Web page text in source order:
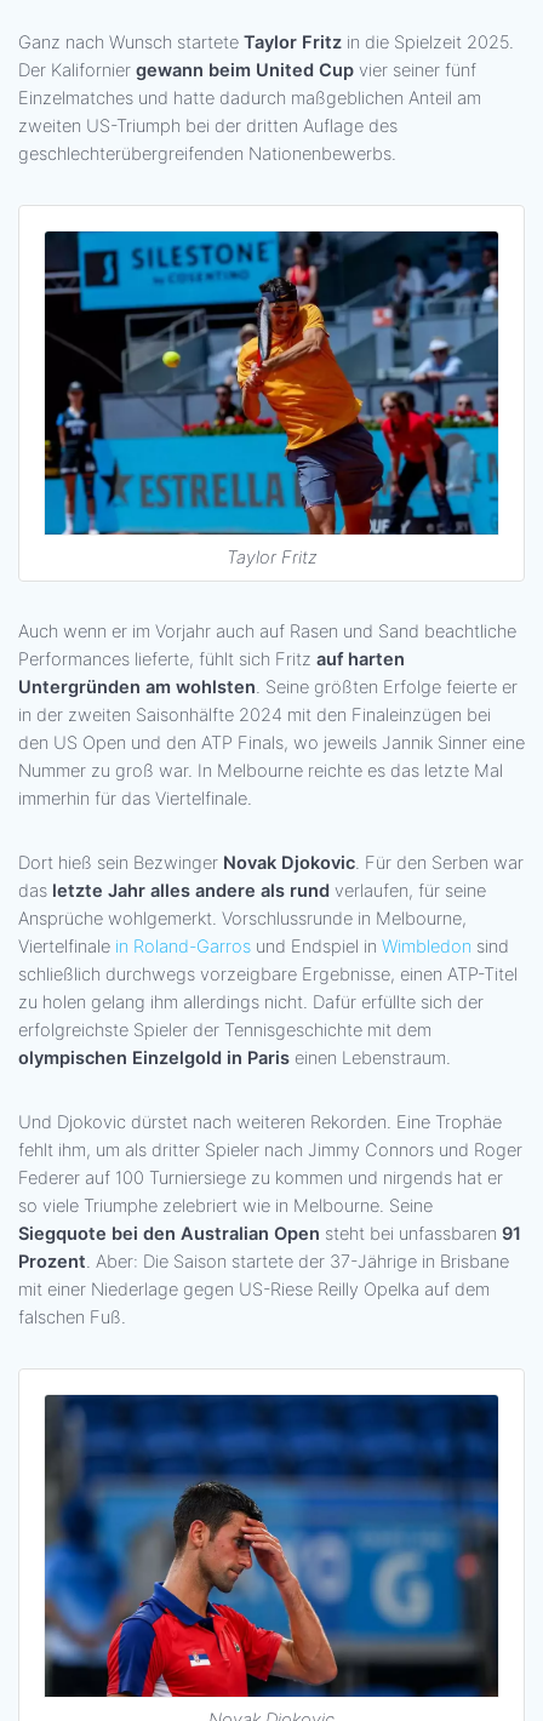
Ganz nach Wunsch startete Taylor Fritz in die Spielzeit 2025.
Der Kalifornier gewann beim United Cup vier seiner fünf
Einzelmatches und hatte dadurch maßgeblichen Anteil am
zweiten US-Triumph bei der dritten Auflage des
geschlechterübergreifenden Nationenbewerbs.
Taylor Fritz
Auch wenn er im Vorjahr auch auf Rasen und Sand beachtliche
Performances lieferte, fühlt sich Fritz auf harten
Untergründen am wohlsten. Seine größten Erfolge feierte er
in der zweiten Saisonhälfte 2024 mit den Finaleinzügen bei
den US Open und den ATP Finals, wo jeweils Jannik Sinner eine
Nummer zu groß war. In Melbourne reichte es das letzte Mal
immerhin für das Viertelfinale.
Dort hieß sein Bezwinger Novak Djokovic. Für den Serben war
das letzte Jahr alles andere als rund verlaufen, für seine
Ansprüche wohlgemerkt. Vorschlussrunde in Melbourne,
Viertelfinale in Roland-Garros und Endspiel in Wimbledon sind
schließlich durchwegs vorzeigbare Ergebnisse, einen ATP-Titel
zu holen gelang ihm allerdings nicht. Dafür erfüllte sich der
erfolgreichste Spieler der Tennisgeschichte mit dem
olympischen Einzelgold in Paris einen Lebenstraum.
Und Djokovic dürstet nach weiteren Rekorden. Eine Trophäe
fehlt ihm, um als dritter Spieler nach Jimmy Connors und Roger
Federer auf 100 Turniersiege zu kommen und nirgends hat er
so viele Triumphe zelebriert wie in Melbourne. Seine
Siegquote bei den Australian Open steht bei unfassbaren 91
Prozent. Aber: Die Saison startete der 37-Jährige in Brisbane
mit einer Niederlage gegen US-Riese Reilly Opelka auf dem
falschen Fuß.